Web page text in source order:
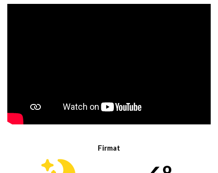
Firmat